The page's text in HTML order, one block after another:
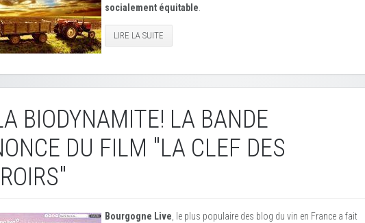
socialement équitable
LIRE LA SUITE
BIODYNAMITE! LA BANDE
DU FILM "LA CLEF DES
Bourgogne Live , le plus populaire des blog du vin en France a fait